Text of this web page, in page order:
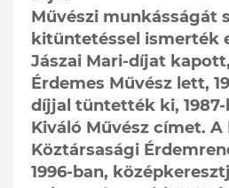
Művészi munkásságát
kitüntetéssel ismerték
Jászai Mari-díjat
Érdemes Művész lett,
díjjal tüntették ki,
Kiváló Művész címet. A
Köztársasági
1996-ban,